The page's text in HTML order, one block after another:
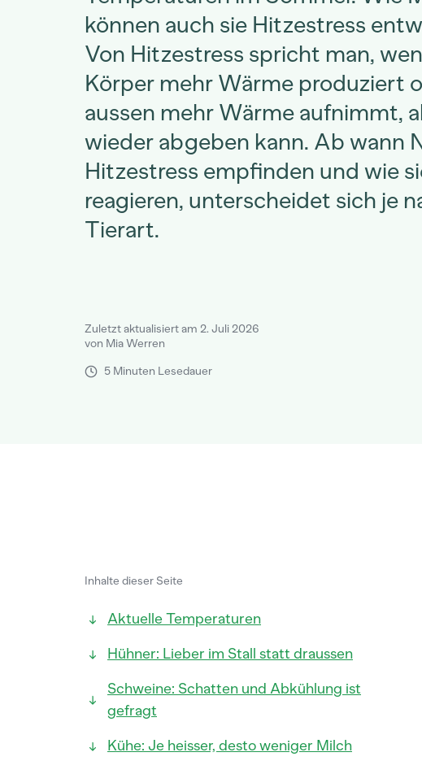
können auch sie Hitzestress
Von Hitzestress spricht man,
Körper mehr Wärme produziert
aussen mehr Wärme aufnimmt,
wieder abgeben kann. Ab wann
Hitzestress empfinden und wie
reagieren, unterscheidet sich je
Tierart.
Zuletzt aktualisiert am 2. Juli 2026
von Mia Werren
5 Minuten Lesedauer
Inhalte dieser Seite
Aktuelle Temperaturen
Hühner: Lieber im Stall statt draussen
Schweine: Schatten und Abkühlung ist
gefragt
Kühe: Je heisser, desto weniger Milch